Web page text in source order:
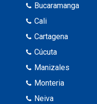
Bucaramanga
Cali
Cartagena
Cúcuta
Manizales
Monteria
Neiva